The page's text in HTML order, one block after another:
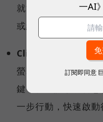
就能快速回溯、查
或網頁內容。
Click to Do（點擊行
螢幕內容的即時理解
鍵，就能讓系統智
一步行動，快速啟動
一AI
訂閱即同意